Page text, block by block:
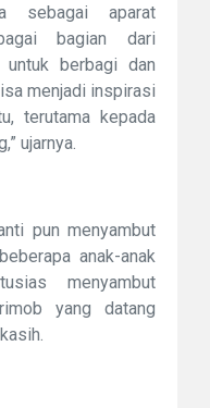
sebagai aparat
bagian dari
untuk berbagi dan
menjadi inspirasi
terutama kepada
ujarnya.
pun menyambut
anak-anak
menyambut
yang datang